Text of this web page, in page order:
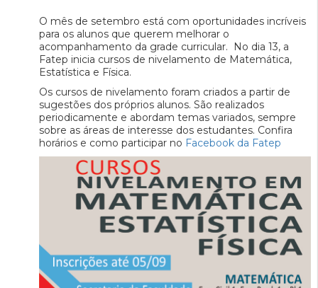
O mês de setembro está com oportunidades incríveis
para os alunos que querem melhorar o
acompanhamento da grade curricular. No dia 13, a
Fatep inicia cursos de nivelamento de Matemática,
Estatística e Física.
Os cursos de nivelamento foram criados a partir de
sugestões dos próprios alunos. São realizados
periodicamente e abordam temas variados, sempre
sobre as áreas de interesse dos estudantes. Confira
horários e como participar no Facebook da Fatep